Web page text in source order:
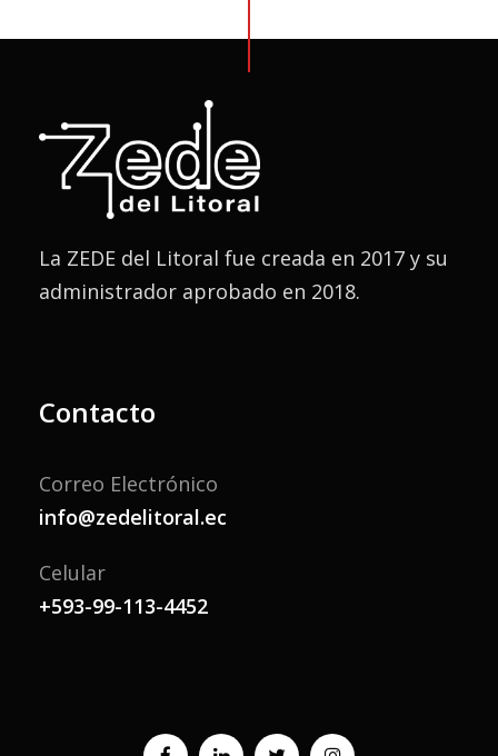
La ZEDE del Litoral fue creada en 2017 y su
administrador aprobado en 2018.
Contacto
Correo Electrónico
info@zedelitoral.ec
Celular
+593-99-113-4452